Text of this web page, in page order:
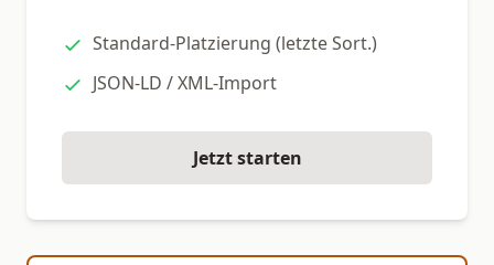
Standard-Platzierung (letzte Sort.)
JSON-LD / XML-Import
Jetzt starten